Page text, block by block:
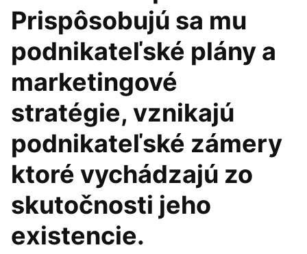
Prispôsobujú sa mu
podnikateľské plány a
marketingové
stratégie, vznikajú
podnikateľské zámery
ktoré vychádzajú zo
skutočnosti jeho
existencie.